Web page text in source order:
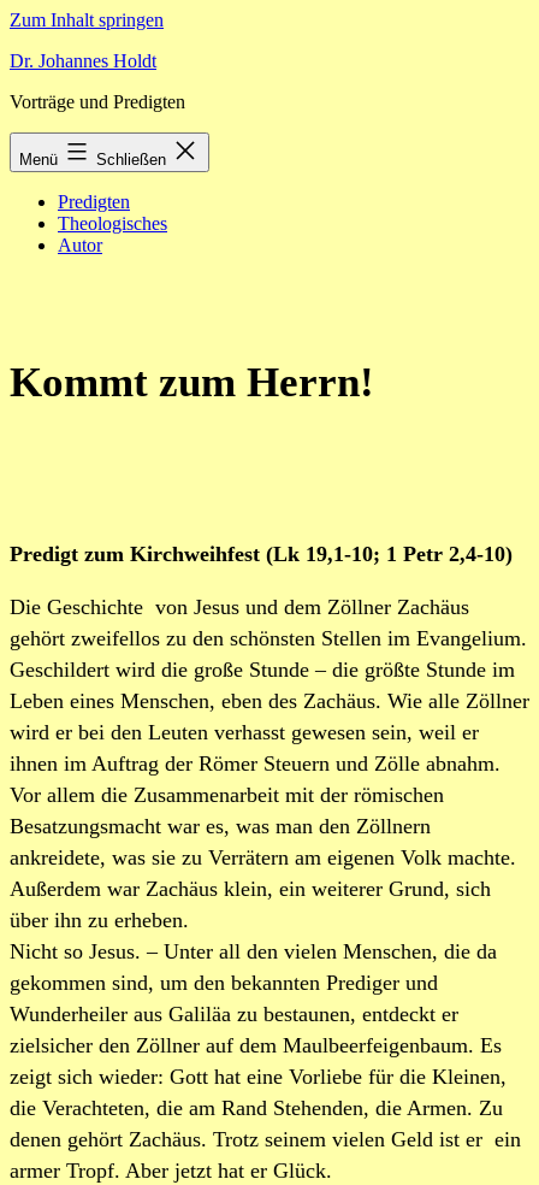
Zum Inhalt springen
Dr. Johannes Holdt
Vorträge und Predigten
Menü Schließen
Predigten
Theologisches
Autor
Kommt zum Herrn!
Predigt zum Kirchweihfest (Lk 19,1-10; 1 Petr 2,4-10)
Die Geschichte von Jesus und dem Zöllner Zachäus
gehört zweifellos zu den schönsten Stellen im Evangelium.
Geschildert wird die große Stunde – die größte Stunde im
Leben eines Menschen, eben des Zachäus. Wie alle Zöllner
wird er bei den Leuten verhasst gewesen sein, weil er
ihnen im Auftrag der Römer Steuern und Zölle abnahm.
Vor allem die Zusammenarbeit mit der römischen
Besatzungsmacht war es, was man den Zöllnern
ankreidete, was sie zu Verrätern am eigenen Volk machte.
Außerdem war Zachäus klein, ein weiterer Grund, sich
über ihn zu erheben.
Nicht so Jesus. – Unter all den vielen Menschen, die da
gekommen sind, um den bekannten Prediger und
Wunderheiler aus Galiläa zu bestaunen, entdeckt er
zielsicher den Zöllner auf dem Maulbeerfeigenbaum. Es
zeigt sich wieder: Gott hat eine Vorliebe für die Kleinen,
die Verachteten, die am Rand Stehenden, die Armen. Zu
denen gehört Zachäus. Trotz seinem vielen Geld ist er ein
armer Tropf. Aber jetzt hat er Glück.